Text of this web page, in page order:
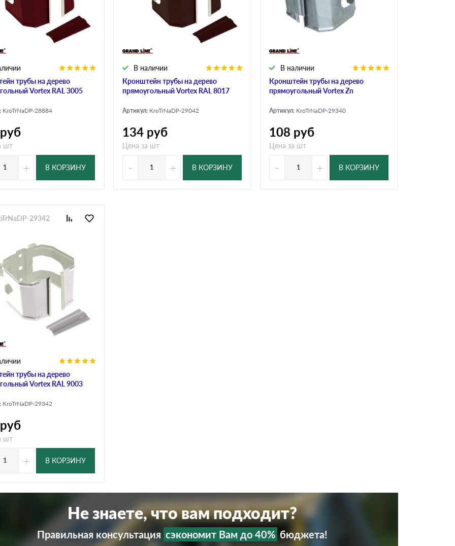
Шифер для грядок Шифер волновой
трубы на дерево
Vortex RAL 3005
KroTrNaDP-28884
шт
+ В КОРЗИНУ
Кронштейн трубы на дерево
прямоугольный Vortex RAL 8017
В наличии
Артикул: KroTrNaDP-29042
134 руб
Цена за шт
- + В КОРЗИНУ
Кронштейн трубы на дерево
прямоугольный Vortex Zn
В наличии
Артикул: KroTrNaDP-29340
108 руб
Цена за шт
- + В КОРЗИНУ
трубы на дерево
Vortex RAL 9003
29342
KroTrNaDP-29342
шт
+ В КОРЗИНУ
Не знаете, что вам подходит?
Правильная консультация сэкономит Вам до 40% бюджета!